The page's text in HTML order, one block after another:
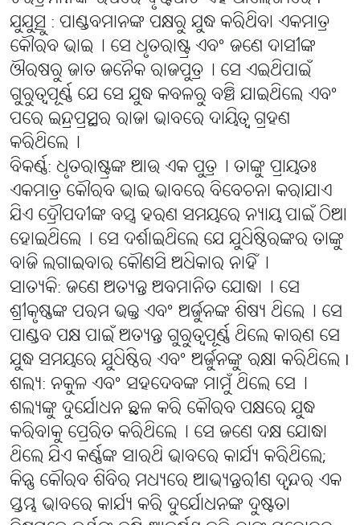
ଯୁଯୁତ୍ସୁ : ପାଣ୍ଡବମାନଙ୍କ ପକ୍ଷରୁ ଯୁଦ୍ଧ କରିଥିବା ଏକମାତ୍ର
କୌରବ ଭାଇ୤ ସେ ଧୃତରାଷ୍ଟ୍ର ଏବଂ ଜଣେ ଦାସୀଙ୍କ
ଔରଷରୁ ଜାତ ଜନୈକ ରାଜପୁତ୍ର୤ ସେ ଏଇଥିପାଇଁ
ଗୁରୁତ୍ୱପୂର୍ଣ୍ଣ ଯେ ସେ ଯୁଦ୍ଧ କବଳରୁ ବଞ୍ଚି ଯାଇଥିଲେ ଏବଂ
ପରେ ଇନ୍ଦ୍ରପ୍ରସ୍ଥର ରାଜା ଭାବରେ ଦାୟିତ୍ୱ ଗ୍ରହଣ
କରିଥିଲେ୤
ବିକର୍ଣ୍ଣ: ଧୃତରାଷ୍ଟ୍ରଙ୍କ ଆଉ ଏକ ପୁତ୍ର୤ ତାଙ୍କୁ ପ୍ରାୟତଃ
ଏକମାତ୍ର କୌରବ ଭାଇ ଭାବରେ ବିବେଚନା କରାଯାଏ
ଯିଏ ଦ୍ରୌପଦୀଙ୍କ ବସ୍ତ୍ର ହରଣ ସମୟରେ ନ୍ୟାୟ ପାଇଁ ଠିଆ
ହୋଇଥିଲେ୤ ସେ ଦର୍ଶାଇଥିଲେ ଯେ ଯୁଧିଷ୍ଠିରଙ୍କର ତାଙ୍କୁ
ବାଜି ଲଗାଇବାର କୌଣସି ଅଧିକାର ନାହିଁ୤
ସାତ୍ୟକି: ଜଣେ ଅତ୍ୟନ୍ତ ଅବମାନିତ ଯୋଦ୍ଧା୤ ସେ
ଶ୍ରୀକୃଷ୍ଣଙ୍କ ପରମ ଭକ୍ତ ଏବଂ ଅର୍ଜୁନଙ୍କ ଶିଷ୍ୟ ଥିଲେ୤ ସେ
ପାଣ୍ଡବ ପକ୍ଷ ପାଇଁ ଅତ୍ୟନ୍ତ ଗୁରୁତ୍ୱପୂର୍ଣ୍ଣ ଥିଲେ କାରଣ ସେ
ଯୁଦ୍ଧ ସମୟରେ ଯୁଧିଷ୍ଠିର ଏବଂ ଅର୍ଜୁନଙ୍କୁ ରକ୍ଷା କରିଥିଲେ I
ଶଲ୍ୟ: ନକୁଳ ଏବଂ ସହଦେବଙ୍କ ମାମୁଁ ଥିଲେ ସେ୤
ଶଲ୍ୟଙ୍କୁ ଦୁର୍ଯୋଧନ ଛଳ କରି କୌରବ ପକ୍ଷରେ ଯୁଦ୍ଧ
କରିବାକୁ ପ୍ରେରିତ କରିଥିଲେ୤ ସେ ଜଣେ ଦକ୍ଷ ଯୋଦ୍ଧା
ଥିଲେ ଯିଏ କର୍ଣ୍ଣଙ୍କ ସାରଥି ଭାବରେ କାର୍ଯ୍ୟ କରିଥିଲେ;
କିନ୍ତୁ କୌରବ ଶିବିର ମଧ୍ୟରେ ଆଭ୍ୟନ୍ତରୀଣ ଦ୍ୱନ୍ଦର ଏକ
ସ୍ତମ୍ଭ ଭାବରେ କାର୍ଯ୍ୟ କରି ଦୁର୍ଯୋଧନଙ୍କ ଦୁଷ୍ଟତା